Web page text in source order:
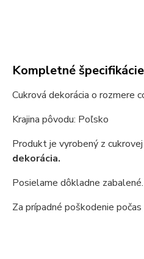
Kompletné špecifikácie
Cukrová dekorácia o rozmere
Krajina pôvodu: Poľsko
Produkt je vyrobený z
dekorácia.
Posielame dôkladne zabalené.
Za prípadné poškodenie